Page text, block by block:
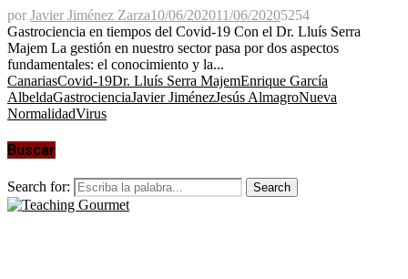
por Javier Jiménez Zarza10/06/202011/06/20205254
Gastrociencia en tiempos del Covid-19 Con el Dr. Lluís Serra
Majem La gestión en nuestro sector pasa por dos aspectos
fundamentales: el conocimiento y la...
CanariasCovid-19Dr. Lluís Serra MajemEnrique García
AlbeldaGastrocienciaJavier JiménezJesús AlmagroNueva
NormalidadVirus
Buscar
Search for: Search